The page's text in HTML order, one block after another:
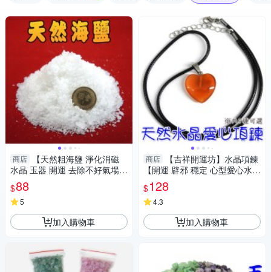
商店
【天然粗海鹽 淨化消磁
水晶 玉器 開運 去除不好氣場
每包約150公克】
$88
5
加入購物車
商店
【吉祥開運坊】水晶項鍊
【開運 辟邪 穩定 心型愛心水晶
墜頭 有九款可供選擇 】淨化 擇
日
$128
4.3
加入購物車